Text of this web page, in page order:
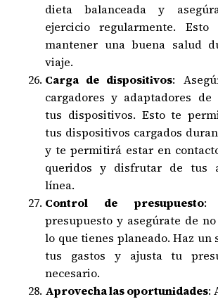
dieta balanceada y
ejercicio regularmente.
mantener una buena salud
viaje.
Carga de dispositivos:
cargadores y adaptadores
tus dispositivos. Esto te
tus dispositivos cargados
y te permitirá estar en
queridos y disfrutar de tus
línea.
Control de presupuesto:
presupuesto y asegúrate de
lo que tienes planeado. Haz un
tus gastos y ajusta tu
necesario.
Aprovecha las oportunidades: